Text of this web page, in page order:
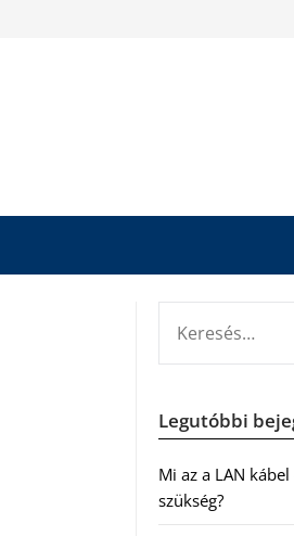
Legutóbbi
Mi az a LAN
szükség?